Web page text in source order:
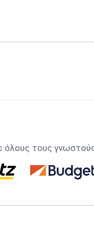
όλους τους